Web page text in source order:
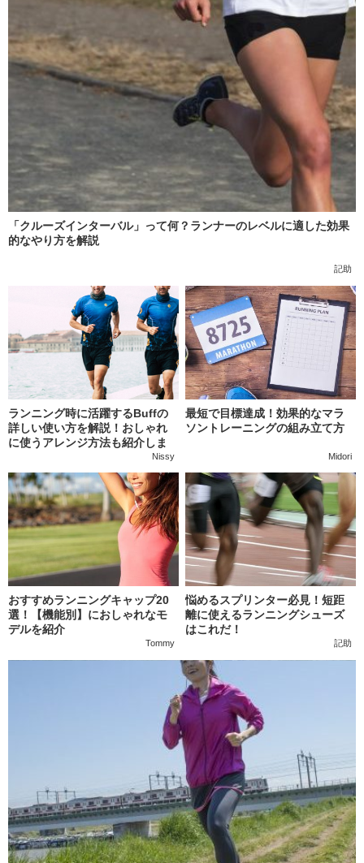
「クルーズインターバル」って何？ランナーのレベルに適した効果
的なやり方を解説
記助
ランニング時に活躍するBuffの
詳しい使い方を解説！おしゃれ
に使うアレンジ方法も紹介しま
Nissy
最短で目標達成！効果的なマラ
ソントレーニングの組み立て方
Midori
おすすめランニングキャップ20
選！【機能別】におしゃれなモ
デルを紹介
Tommy
悩めるスプリンター必見！短距
離に使えるランニングシューズ
はこれだ！
記助